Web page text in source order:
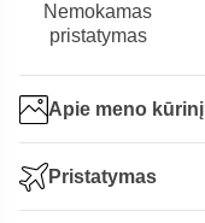
Nemokamas
pristatymas
Apie meno kūrinį
Pristatymas